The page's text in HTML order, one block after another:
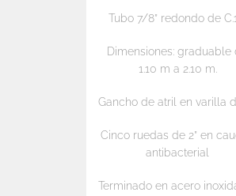
Tubo 7/8” redondo de
Dimensiones: graduable
1.10 m a 2.10 m.
Gancho de atril en varilla
Cinco ruedas de 2” en
antibacterial
Terminado en acero